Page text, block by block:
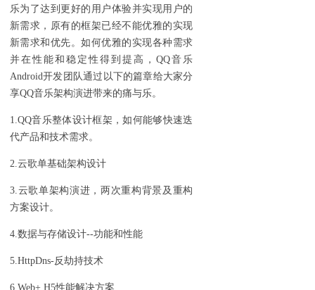
乐为了达到更好的用户体验并实现用户的
新需求，原有的框架已经不能优雅的实现
新需求和优先。如何优雅的实现各种需求
并在性能和稳定性得到提高，QQ音乐
Android开发团队通过以下的篇章给大家分
享QQ音乐架构演进带来的痛与乐。
1.QQ音乐整体设计框架，如何能够快速迭
代产品和技术需求。
2.云歌单基础架构设计
3.云歌单架构演进，两次重构背景及重构
方案设计。
4.数据与存储设计--功能和性能
5.HttpDns-反劫持技术
6.Web+ H5性能解决方案